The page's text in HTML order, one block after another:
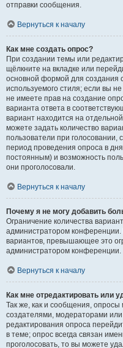
отправки сообщения.
Вернуться к началу
Как мне создать опрос?
При создании темы или
щёлкните на вкладке или
основной формой для создания
используемого стиля; если вы
не имеете прав на создание
варианта ответа в
вариант находится на
можете задать количество
пользователи при
период проведения опроса в
постоянным) и возможность
они проголосовали.
Вернуться к началу
Почему я не могу добавить
Ограничение количества
администратором конференции.
вариантов, превышающее это
администратором конференции.
Вернуться к началу
Как мне отредактировать или
Так же, как и сообщения, опросы
создателями, модераторами
редактирования опроса
в теме; опрос всегда связан
проголосовать, то вы можете